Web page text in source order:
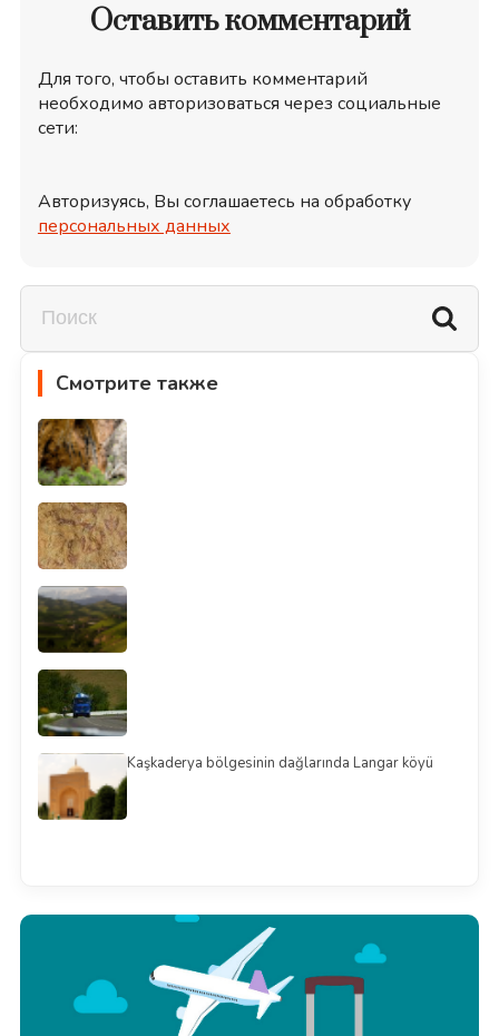
Оставить комментарий
Для того, чтобы оставить комментарий
необходимо авторизоваться через социальные
сети:
Авторизуясь, Вы соглашаетесь на обработку
персональных данных
Смотрите также
Kaşkaderya bölgesinin dağlarında Langar köyü